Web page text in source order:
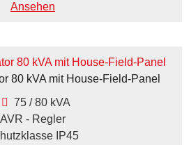
Ansehen
80 kVA mit House-Field-Panel
75 / 80 kVA
AVR - Regler
IP45